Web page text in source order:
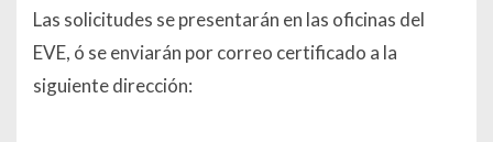
Las solicitudes se presentarán en las oficinas del
EVE, ó se enviarán por correo certificado a la
siguiente dirección: